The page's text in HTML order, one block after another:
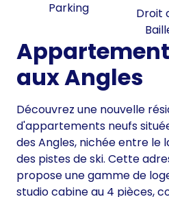
Parking
Droit
aux Angles
Découvrez une nouvelle
d'appartements neufs
des Angles, nichée entre le
des pistes de ski. Cette
propose une gamme de
studio cabine au 4 pièces,